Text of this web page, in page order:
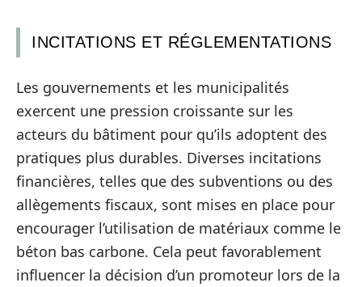
INCITATIONS ET RÉGLEMENTATIONS
Les gouvernements et les municipalités
exercent une pression croissante sur les
acteurs du bâtiment pour qu’ils adoptent des
pratiques plus durables. Diverses incitations
financières, telles que des subventions ou des
allègements fiscaux, sont mises en place pour
encourager l’utilisation de matériaux comme le
béton bas carbone. Cela peut favorablement
influencer la décision d’un promoteur lors de la